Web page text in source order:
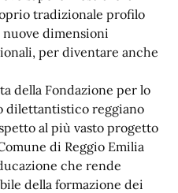
tradizionale profilo
nuove dimensioni
per diventare anche
della Fondazione per lo
dilettantistico reggiano
al più vasto progetto
di Reggio Emilia
che rende
della formazione dei